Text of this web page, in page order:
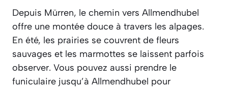
Depuis Mürren, le chemin vers Allmendhubel
offre une montée douce à travers les alpages.
En été, les prairies se couvrent de fleurs
sauvages et les marmottes se laissent parfois
observer. Vous pouvez aussi prendre le
funiculaire jusqu’à Allmendhubel pour